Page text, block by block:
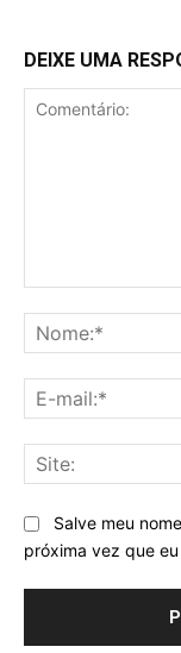
DEIXE UMA
Salve meu
próxima vez que